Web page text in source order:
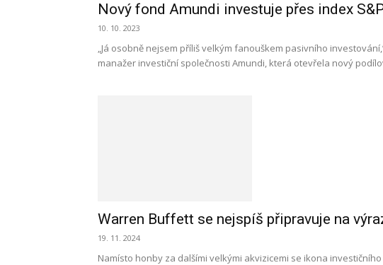
Nový fond Amundi investuje přes index
10. 10. 2023
„Já osobně nejsem příliš velkým fanouškem pasivního
manažer investiční společnosti Amundi, která otevřela nový
Warren Buffett se nejspíš připravuje na
19. 11. 2024
Namísto honby za dalšími velkými akvizicemi se ikona